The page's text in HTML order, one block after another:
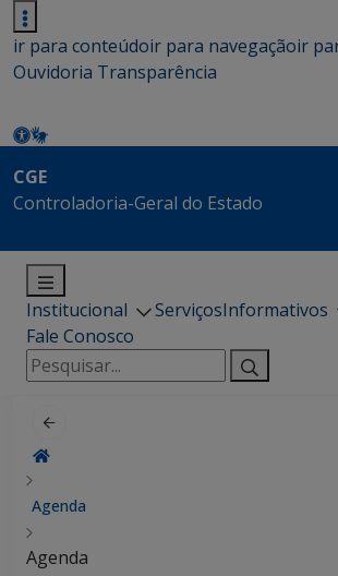
ir para conteúdoir para navegaçãoir
Ouvidoria Transparência
CGE
Controladoria-Geral do Estado
Institucional ServiçosInformativos
Fale Conosco
Pesquisar
por:
Agenda
Agenda